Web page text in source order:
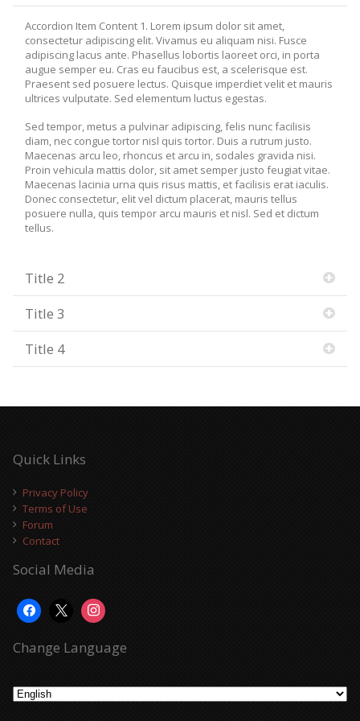
Accordion Item Content 1. Lorem ipsum dolor sit amet,
consectetur adipiscing elit. Vivamus eu aliquam nisi. Fusce
adipiscing lacus ante. Phasellus lobortis laoreet orci, in porta
augue semper eu. Cras eu faucibus est, a scelerisque est.
Praesent sed posuere lectus. Quisque imperdiet velit et mauris
ultrices vulputate. Sed elementum luctus egestas.
Sed tempor, metus a pulvinar adipiscing, felis nunc facilisis
diam, nec congue tortor nisl quis tortor. Duis a rutrum justo.
Maecenas arcu leo, rhoncus et arcu in, sodales gravida nisi.
Proin vehicula mattis dolor, sit amet semper justo feugiat vitae.
Maecenas lacinia urna quis risus mattis, et facilisis erat iaculis.
Donec consectetur, elit vel dictum placerat, mauris tellus
posuere nulla, quis tempor arcu mauris et nisl. Sed et dictum
tellus.
Title 2
Title 3
Title 4
Quick Links
Privacy Policy
Terms of Use
Forum
Contact
Social Media
Change Language